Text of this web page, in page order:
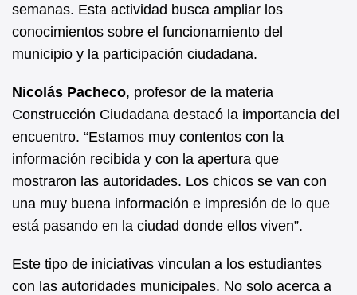
semanas. Esta actividad busca ampliar los
conocimientos sobre el funcionamiento del
municipio y la participación ciudadana.
Nicolás Pacheco, profesor de la materia
Construcción Ciudadana destacó la importancia del
encuentro. “Estamos muy contentos con la
información recibida y con la apertura que
mostraron las autoridades. Los chicos se van con
una muy buena información e impresión de lo que
está pasando en la ciudad donde ellos viven”.
Este tipo de iniciativas vinculan a los estudiantes
con las autoridades municipales. No solo acerca a